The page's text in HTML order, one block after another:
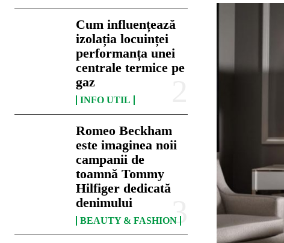
Cum influențează
izolația locuinței
performanța unei
centrale termice pe
gaz
INFO UTIL
Romeo Beckham
este imaginea noii
campanii de
toamnă Tommy
Hilfiger dedicată
denimului
BEAUTY & FASHION